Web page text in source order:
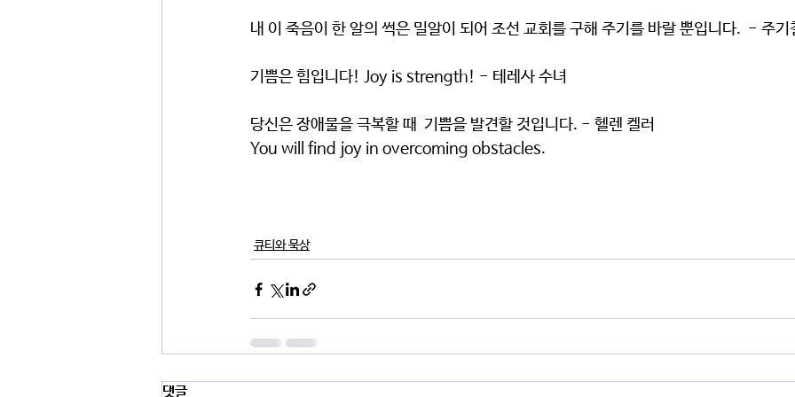
내 이 죽음이 한 알의 썩은 밀알이 되어 조선 교회를 구해 주기를 바랄 뿐입니다.  - 주기
기쁨은 힘입니다! Joy is strength! - 테레사 수녀
당신은 장애물을 극복할 때  기쁨을 발견할 것입니다. - 헬렌 켈러
You will find joy in overcoming obstacles.
큐티와 묵상
댓글